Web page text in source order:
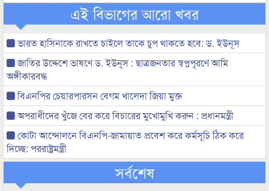
এই বিভাগের আরো খবর
ভারত হাসিনাকে রাখতে চাইলে তাকে চুপ থাকতে হবে: ড. ইউনূস
জাতির উদ্দেশে ভাষণে ড. ইউনূস : ছাত্রজনতার স্বপ্নপূরণে আমি
অঙ্গীকারবদ্ধ
বিএনপির চেয়ারপারসন বেগম খালেদা জিয়া মুক্ত
অপরাধীদের খুঁজে বের করে বিচারের মুখোমুখি করুন : প্রধানমন্ত্রী
কোটা আন্দোলনে বিএনপি-জামায়াত প্রবেশ করে কর্মসূচি ঠিক করে
দিচ্ছে: পররাষ্ট্রমন্ত্রী
সর্বশেষ